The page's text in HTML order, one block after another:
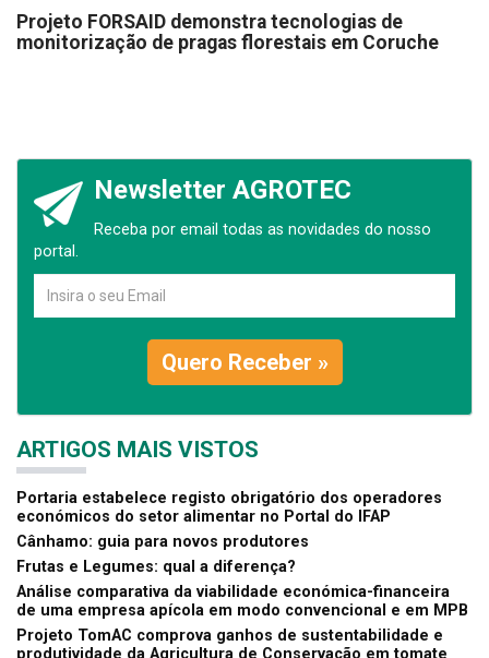
Projeto FORSAID demonstra tecnologias de
monitorização de pragas florestais em Coruche
Newsletter AGROTEC
Receba por email todas as novidades do nosso
portal.
Quero Receber »
ARTIGOS MAIS VISTOS
Portaria estabelece registo obrigatório dos operadores
económicos do setor alimentar no Portal do IFAP
Cânhamo: guia para novos produtores
Frutas e Legumes: qual a diferença?
Análise comparativa da viabilidade económica-financeira
de uma empresa apícola em modo convencional e em MPB
Projeto TomAC comprova ganhos de sustentabilidade e